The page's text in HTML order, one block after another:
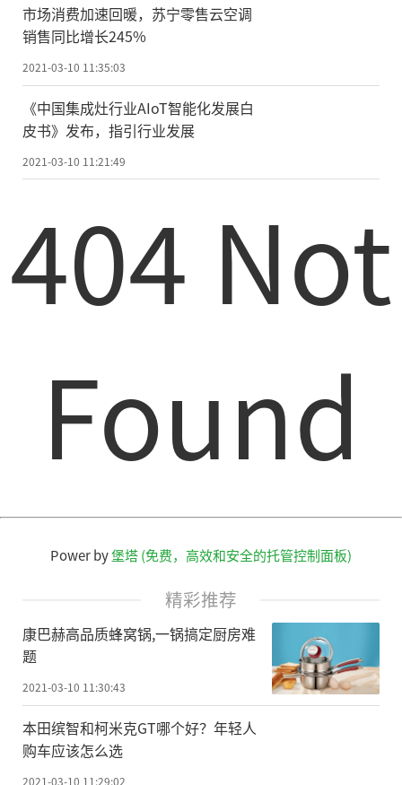
2月25日至3月17日，用于我国广播电视
节目传输的卫星将进入日凌期，届时卫星广
播电视节目接收将受到日凌影响，包括中星6
A、中星6B、中星6C、中星9、亚太5C、亚太
6C、亚洲6、亚洲7等卫星。
文章投诉热线:156 0057 2229 投诉邮箱:29132
市场消费加速回暖，苏宁零售云空调
销售同比增长245%
2021-03-10 11:35:03
《中国集成灶行业AIoT智能化发展白
皮书》发布，指引行业发展
2021-03-10 11:21:49
404 Not
Found
Power by堡塔 (免费，高效和安全的托管控制面板)
精彩推荐
康巴赫高品质蜂窝锅,一锅搞定厨房难
题
2021-03-10 11:30:43
本田缤智和柯米克GT哪个好？年轻人
购车应该怎么选
2021-03-10 11:29:02